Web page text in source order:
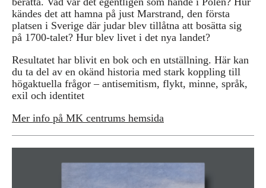
kändes det att hamna på just Marstrand, den första
platsen i Sverige där judar blev tillåtna att bosätta sig
på 1700-talet? Hur blev livet i det nya landet?
Resultatet har blivit en bok och en utställning. Här kan
du ta del av en okänd historia med stark koppling till
högaktuella frågor – antisemitism, flykt, minne, språk,
exil och identitet
Mer info på MK centrums hemsida